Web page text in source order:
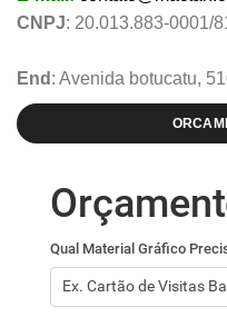
CNPJ: 20.013.883-0001/
End : Avenida botucatu,